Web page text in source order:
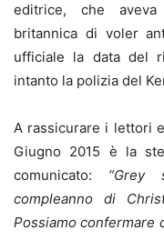
editrice, che
britannica di voler
ufficiale la data del
intanto la polizia del
A rassicurare i lettori
Giugno 2015 è la
comunicato: “Grey
compleanno di
Possiamo confermare